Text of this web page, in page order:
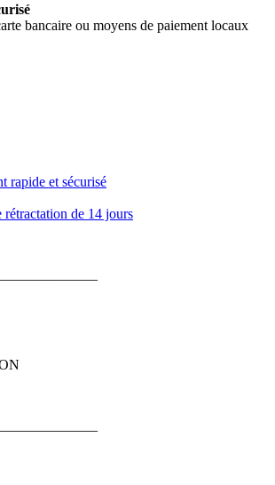
bancaire ou moyens de paiement locaux
rapide et sécurisé
rétractation de 14 jours